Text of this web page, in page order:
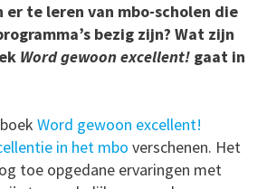
er te leren van mbo-scholen die
bezig zijn? Wat zijn
Word gewoon excellent! gaat in
Word gewoon excellent!
in het mbo verschenen. Het
toe opgedane ervaringen met